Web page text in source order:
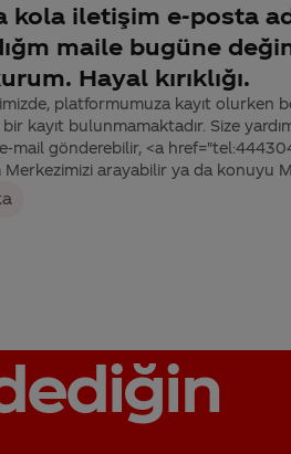
kola iletişim e-posta
maile bugüne
Hayal kırıklığı.
platformumuza kayıt olurken
bir kayıt bulunmamaktadır. Size
mail gönderebilir, <a
Merkezimizi arayabilir ya da konuyu